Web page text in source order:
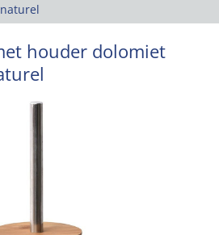
houder dolomiet